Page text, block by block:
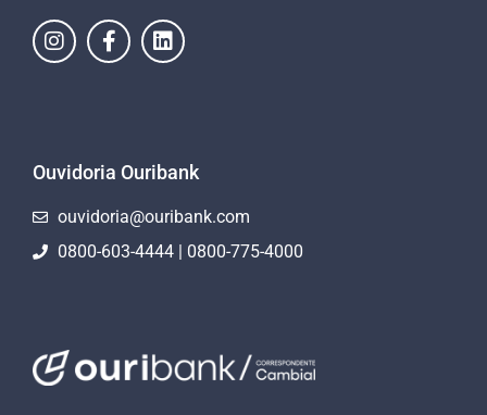
Ouvidoria Ouribank
ouvidoria@ouribank.com
0800-603-4444 | 0800-775-4000